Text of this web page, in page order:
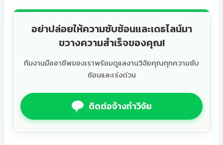
อย่าปล่อยให้ความซับซ้อนและเดธไลน์มา
ขวางความสำเร็จของคุณ!
ทีมงานมืออาชีพของเราพร้อมดูแลงานวิจัยคุณทุกความซับ
ซ้อนและเร่งด่วน
ติดต่อจ้างทำวิจัย